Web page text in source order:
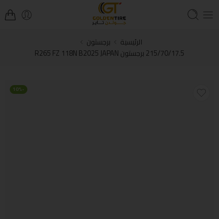
الرئيسية
برجستون
215/70/17.5 برجستون R265 FZ 118N B2025 JAPAN
-10%